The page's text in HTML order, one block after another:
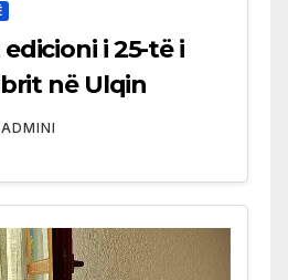
i 25-të i
në Ulqin
ADMINI